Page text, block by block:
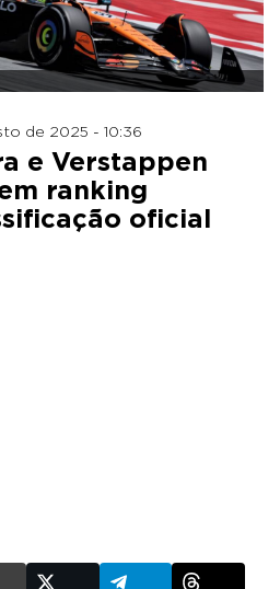
de 2025 - 10:36
e Verstappen
ranking
oficial